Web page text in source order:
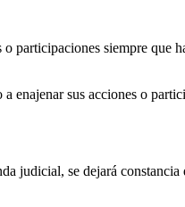
participaciones siempre que
enajenar sus acciones o
judicial, se dejará